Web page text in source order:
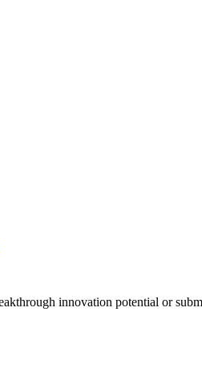
innovation potential or